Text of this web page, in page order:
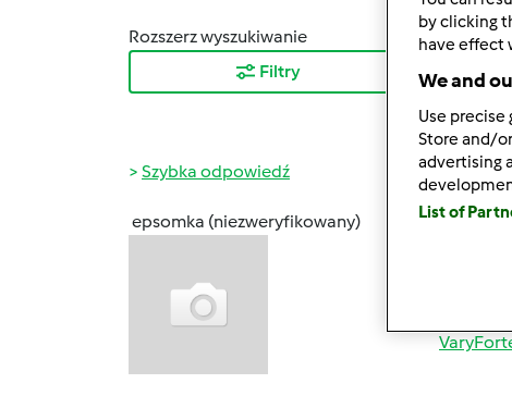
Rozszerz wyszukiwanie
Filtry
Sortuj
Szybka odpowiedź
epsomka (niezweryfikowany)
Cześć!
by clicking
have effect
We and
Use
Store and/
advertising
List of